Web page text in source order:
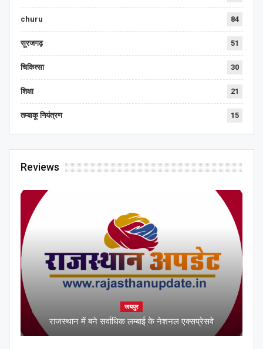
churu 84
सूरजगढ़ 51
चिकित्सा 30
शिक्षा 21
तम्बाकू नियंत्रण 15
Reviews
जयपुर
राजस्थान में बने सर्वाधिक लम्बाई के नेशनल एक्सप्रेसवे